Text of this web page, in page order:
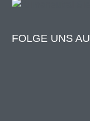
FOLGE UNS